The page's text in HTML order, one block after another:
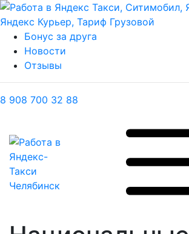
Бонус за друга
Новости
Отзывы
8 908 700 32 88